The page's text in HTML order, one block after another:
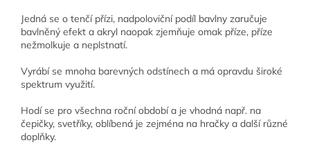
Jedná se o tenčí přízi, nadpoloviční podíl bavlny zaručuje
bavlněný efekt a akryl naopak zjemňuje omak příze, příze
nežmolkuje a neplstnatí.
Vyrábí se mnoha barevných odstínech a má opravdu široké
spektrum využití.
Hodí se pro všechna roční období a je vhodná např. na
čepičky, svetříky, oblíbená je zejména na hračky a další různé
doplňky.